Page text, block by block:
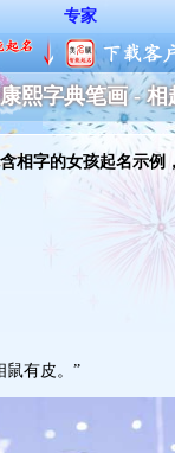
专家
熙字典笔画 -
相字的女孩起名示例
鼠有皮。”